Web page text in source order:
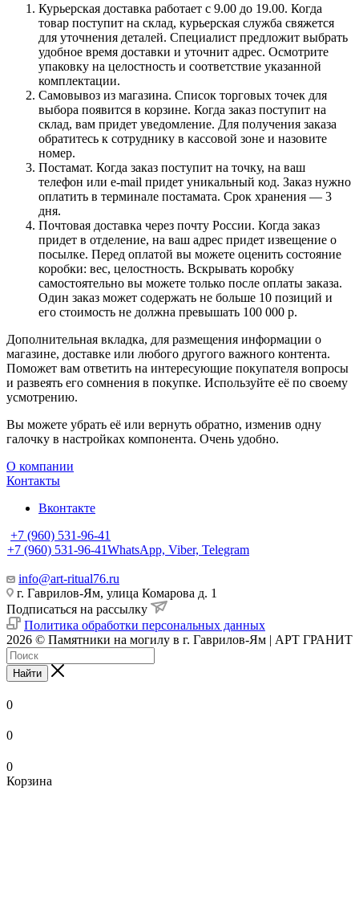
Курьерская доставка работает с 9.00 до 19.00. Когда
товар поступит на склад, курьерская служба свяжется
для уточнения деталей. Специалист предложит выбрать
удобное время доставки и уточнит адрес. Осмотрите
упаковку на целостность и соответствие указанной
комплектации.
Самовывоз из магазина. Список торговых точек для
выбора появится в корзине. Когда заказ поступит на
склад, вам придет уведомление. Для получения заказа
обратитесь к сотруднику в кассовой зоне и назовите
номер.
Постамат. Когда заказ поступит на точку, на ваш
телефон или e-mail придет уникальный код. Заказ нужно
оплатить в терминале постамата. Срок хранения — 3
дня.
Почтовая доставка через почту России. Когда заказ
придет в отделение, на ваш адрес придет извещение о
посылке. Перед оплатой вы можете оценить состояние
коробки: вес, целостность. Вскрывать коробку
самостоятельно вы можете только после оплаты заказа.
Один заказ может содержать не больше 10 позиций и
его стоимость не должна превышать 100 000 р.
Дополнительная вкладка, для размещения информации о
магазине, доставке или любого другого важного контента.
Поможет вам ответить на интересующие покупателя вопросы
и развеять его сомнения в покупке. Используйте её по своему
усмотрению.
Вы можете убрать её или вернуть обратно, изменив одну
галочку в настройках компонента. Очень удобно.
О компании
Контакты
Вконтакте
+7 (960) 531-96-41
+7 (960) 531-96-41WhatsApp, Viber, Telegram
info@art-ritual76.ru
г. Гаврилов-Ям, улица Комарова д. 1
Подписаться на рассылку
Политика обработки персональных данных
2026 © Памятники на могилу в г. Гаврилов-Ям | АРТ ГРАНИТ
Найти
0
0
0
Корзина